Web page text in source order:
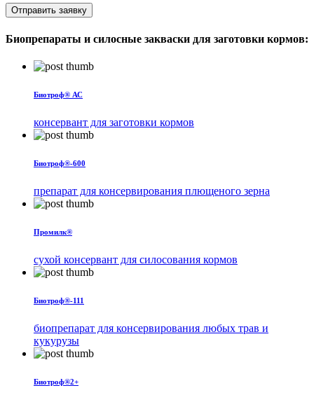
Отправить заявку
Биопрепараты и силосные закваски для заготовки кормов:
Биотроф® АС
консервант для заготовки кормов
Биотроф®-600
препарат для консервирования плющеного зерна
Промилк®
сухой консервант для силосования кормов
Биотроф®-111
биопрепарат для консервирования любых трав и
кукурузы
Биотроф®2+